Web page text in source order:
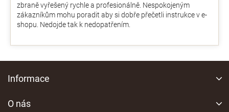
zbraně vyřešený rychle a profesionálně. Nespokojeným
zákazníkům mohu poradit aby si dobře přečetli instrukce v e-
shopu. Nedojde tak k nedopatřením.
Informace
O nás